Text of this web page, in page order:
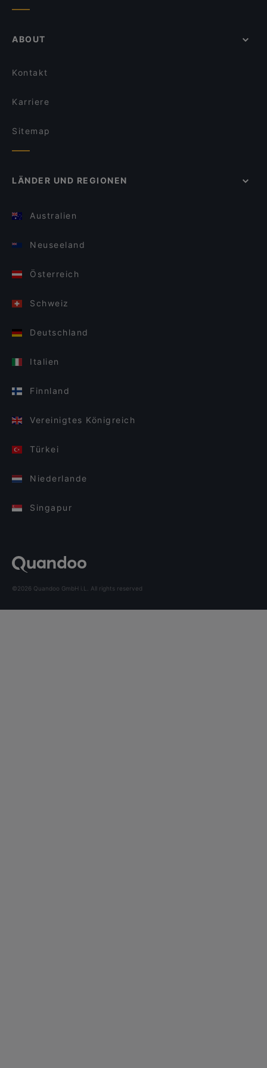
ABOUT
Kontakt
Karriere
Sitemap
LÄNDER UND REGIONEN
Australien
Neuseeland
Österreich
Schweiz
Deutschland
Italien
Finnland
Vereinigtes Königreich
Türkei
Niederlande
Singapur
©2026 Quandoo GmbH i.L. All rights reserved